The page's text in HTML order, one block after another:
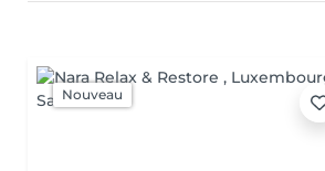
Nouveau